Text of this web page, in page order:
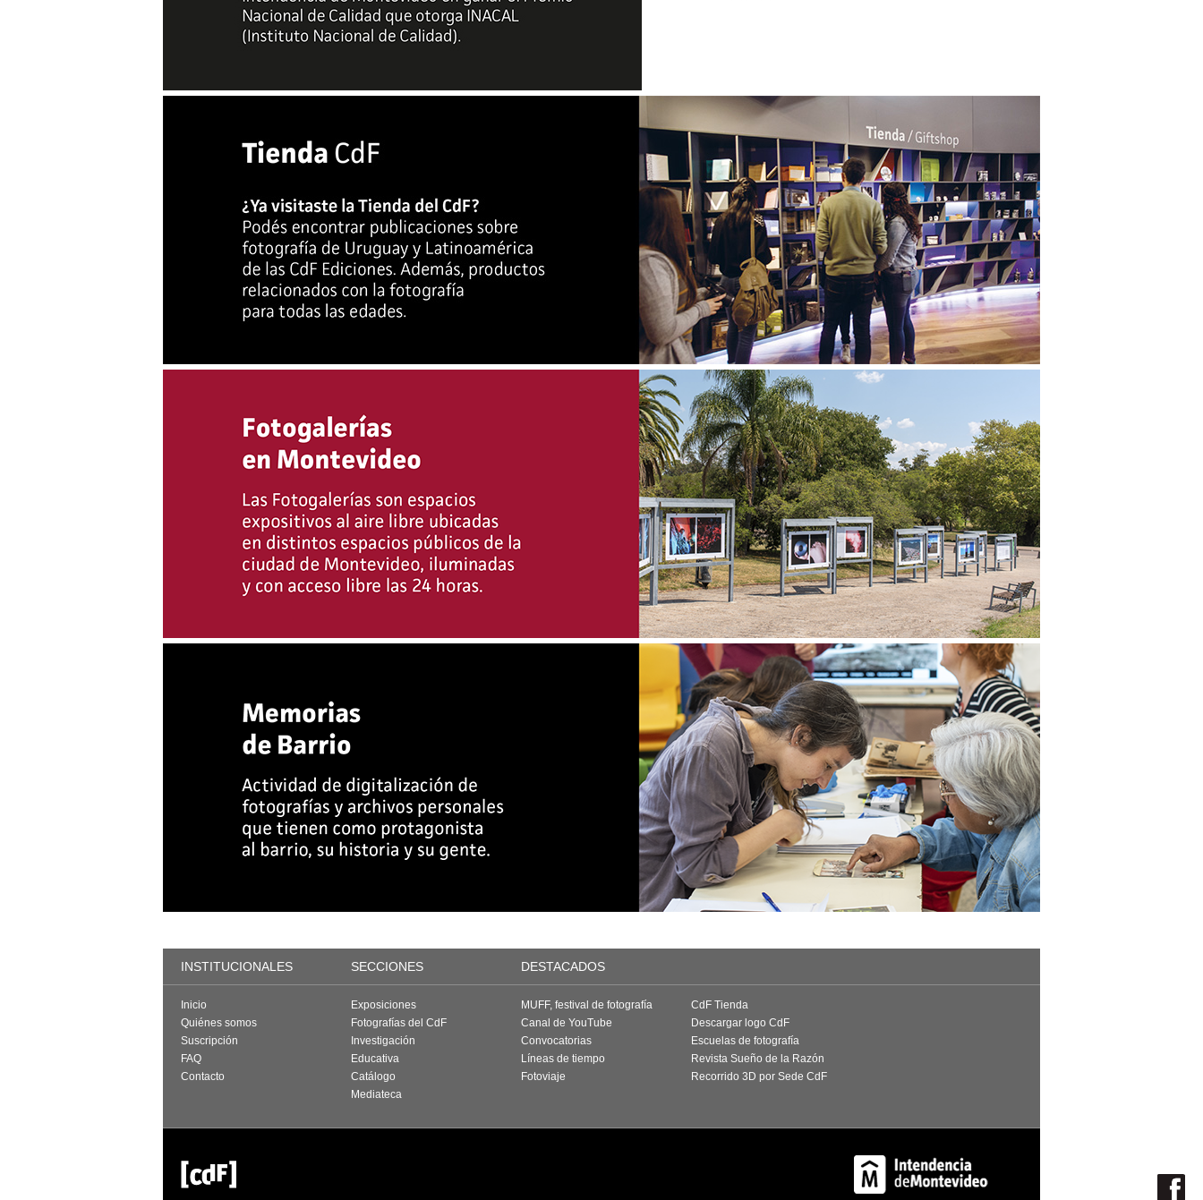
INSTITUCIONALES SECCIONES DESTACADOS
Inicio
Quiénes somos
Suscripción
FAQ
Contacto
Exposiciones
Fotografías del CdF
Investigación
Educativa
Catálogo
Mediateca
MUFF, festival de fotografía
Canal de YouTube
Convocatorias
Líneas de tiempo
Fotoviaje
CdF Tienda
Descargar logo CdF
Escuelas de fotografía
Revista Sueño de la Razón
Recorrido 3D por Sede CdF